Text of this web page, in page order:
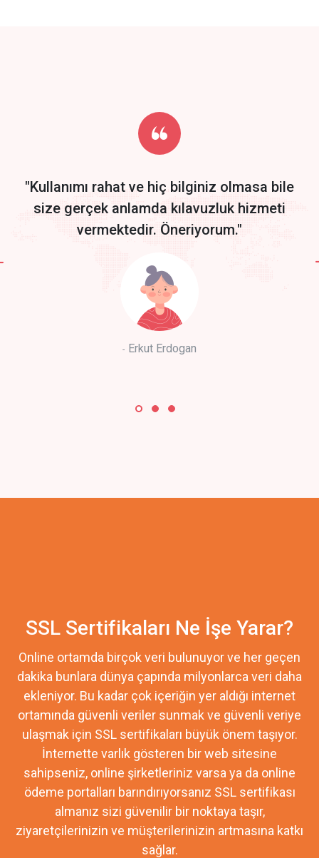
Start by trying our service for 30 days free trial no credit card
required.
"Kullanımı rahat ve hiç bilginiz olmasa bile
size gerçek anlamda kılavuzluk hizmeti
vermektedir. Öneriyorum."
Erkut Erdogan
SSL Sertifikaları Ne İşe Yarar?
Online ortamda birçok veri bulunuyor ve her geçen
dakika bunlara dünya çapında milyonlarca veri daha
ekleniyor. Bu kadar çok içeriğin yer aldığı internet
ortamında güvenli veriler sunmak ve güvenli veriye
ulaşmak için SSL sertifikaları büyük önem taşıyor.
İnternette varlık gösteren bir web sitesine
sahipseniz, online şirketleriniz varsa ya da online
ödeme portalları barındırıyorsanız SSL sertifikası
almanız sizi güvenilir bir noktaya taşır,
ziyaretçilerinizin ve müşterilerinizin artmasına katkı
sağlar.